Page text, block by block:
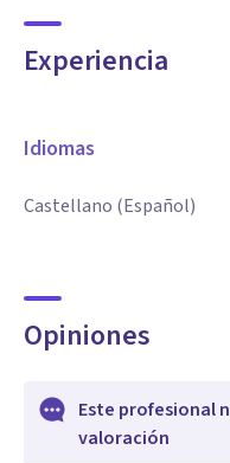
Experiencia
Idiomas
Castellano (Español)
Opiniones
Este profesional
valoración